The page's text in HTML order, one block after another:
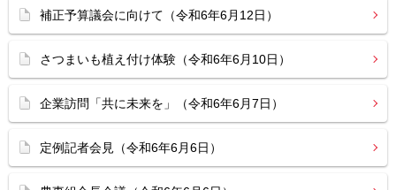
補正予算議会に向けて（令和6年6月12日）
さつまいも植え付け体験（令和6年6月10日）
企業訪問「共に未来を」（令和6年6月7日）
定例記者会見（令和6年6月6日）